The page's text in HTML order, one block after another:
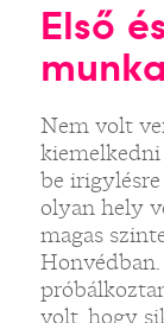
Első
Nem volt
be
olyan hely
magas
volt, hogy